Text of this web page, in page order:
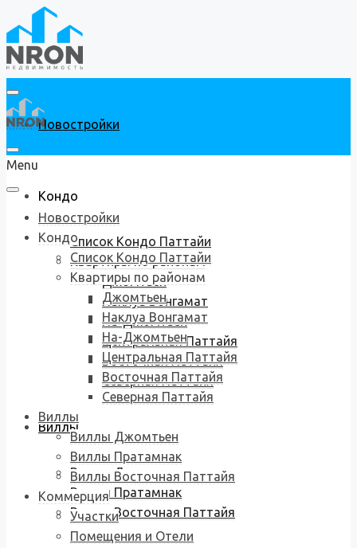
Новостройки
Кондо
Список Кондо Паттайи
Квартиры по районам
Джомтьен
Наклуа Вонгамат
На-Джомтьен
Центральная Паттайя
Восточная Паттайя
Северная Паттайя
Виллы
Виллы Джомтьен
Виллы Пратамнак
Виллы Восточная Паттайя
Menu
Новостройки
Кондо
Список Кондо Паттайи
Квартиры по районам
Джомтьен
Наклуа Вонгамат
На-Джомтьен
Центральная Паттайя
Восточная Паттайя
Северная Паттайя
Виллы
Виллы Джомтьен
Виллы Пратамнак
Виллы Восточная Паттайя
Коммерция
Участки
Помещения и Отели